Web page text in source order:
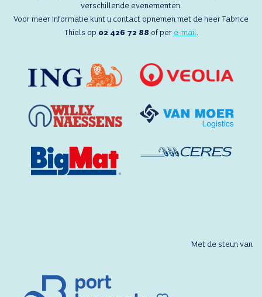
verschillende evenementen.
Voor meer informatie kunt u contact opnemen met de heer Fabrice
Thiels op 02 426 72 88 of per e-mail.
Met de steun van